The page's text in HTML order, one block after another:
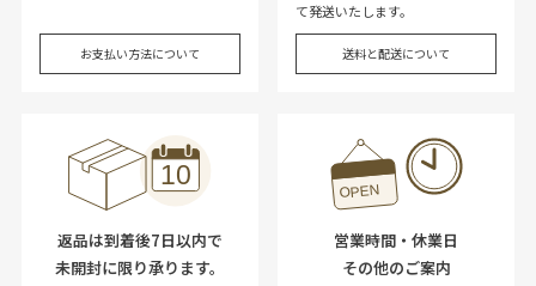
お支払い方法について
て発送いたします。
送料と配送について
返品は到着後7日以内で
未開封に限り承ります。
営業時間・休業日
その他のご案内